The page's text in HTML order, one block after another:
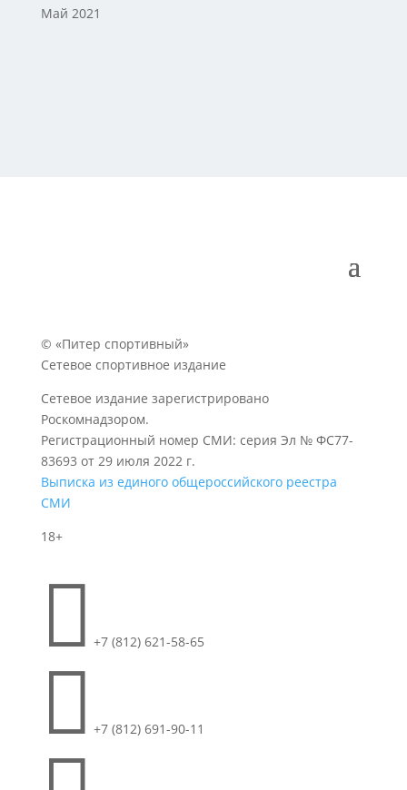
Май 2021
© «Питер спортивный»
Сетевое спортивное издание
Сетевое издание зарегистрировано
Роскомнадзором.
Регистрационный номер СМИ: серия Эл № ФС77-
83693 от 29 июля 2022 г.
Выписка из единого общероссийского реестра
СМИ
18+
 +7 (812) 621-58-65
 +7 (812) 691-90-11